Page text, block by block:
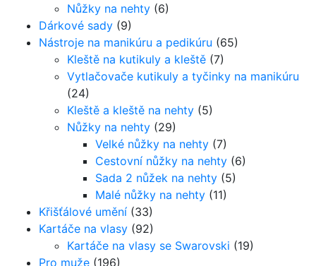
Nůžky na nehty (6)
Dárkové sady (9)
Nástroje na manikúru a pedikúru (65)
Kleště na kutikuly a kleště (7)
Vytlačovače kutikuly a tyčinky na manikúru
(24)
Kleště a kleště na nehty (5)
Nůžky na nehty (29)
Velké nůžky na nehty (7)
Cestovní nůžky na nehty (6)
Sada 2 nůžek na nehty (5)
Malé nůžky na nehty (11)
Křišťálové umění (33)
Kartáče na vlasy (92)
Kartáče na vlasy se Swarovski (19)
Pro muže (196)